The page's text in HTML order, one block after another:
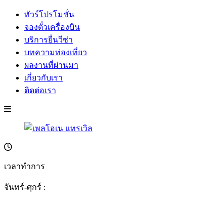
ทัวร์โปรโมชั่น
จองตั๋วเครื่องบิน
บริการยื่นวีซ่า
บทความท่องเที่ยว
ผลงานที่ผ่านมา
เกี่ยวกับเรา
ติดต่อเรา
เวลาทำการ
จันทร์-ศุกร์ :